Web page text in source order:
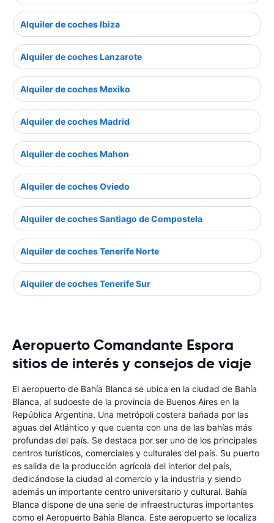
Alquiler de coches Ibiza
Alquiler de coches Lanzarote
Alquiler de coches Mexiko
Alquiler de coches Madrid
Alquiler de coches Mahon
Alquiler de coches Oviedo
Alquiler de coches Santiago de Compostela
Alquiler de coches Tenerife Norte
Alquiler de coches Tenerife Sur
Aeropuerto Comandante Espora
sitios de interés y consejos de viaje
El aeropuerto de Bahía Blanca se ubica en la ciudad de Bahía
Blanca, al sudoeste de la provincia de Buenos Aires en la
República Argentina. Una metrópoli costera bañada por las
aguas del Atlántico y que cuenta con una de las bahías más
profundas del país. Se destaca por ser uno de los principales
centros turísticos, comerciales y culturales del país. Su puerto
es salida de la producción agrícola del interior del país,
dedicándose la ciudad al comercio y la industria y siendo
además un importante centro universitario y cultural. Bahía
Blanca dispone de una serie de infraestructuras importantes
como el Aeropuerto Bahía Blanca. Este aeropuerto se localiza